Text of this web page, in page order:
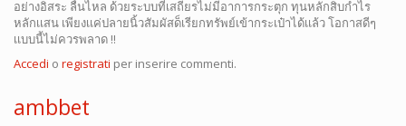
อย่างอิสระ ลื่นไหล ด้วยระบบที่เสถียรไม่มีอาการกระตุก ทุนหลักสิบกำไร
หลักเเสน เพียงเเค่ปลายนิ้วสัมผัสด็เรียกทรัพย์เข้ากระเป๋าได้เเล้ว โอกาสดีๆ
เเบบนี้ไม่ควรพลาด !!
Accedi o registrati per inserire commenti.
ambbet